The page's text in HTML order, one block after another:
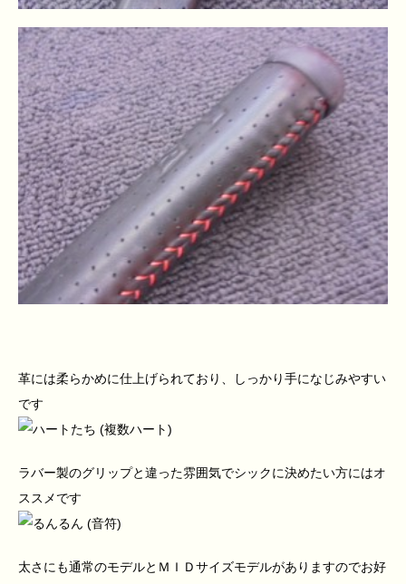
革には柔らかめに仕上げられており、しっかり手になじみやすい
です
ラバー製のグリップと違った雰囲気でシックに決めたい方にはオ
ススメです
太さにも通常のモデルとＭＩＤサイズモデルがありますのでお好